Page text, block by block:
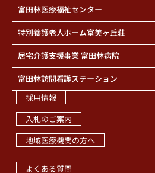
富田林医療福祉センター
特別養護老人ホーム富美ヶ丘荘
居宅介護支援事業 富田林病院
富田林訪問看護ステーション
採用情報
入札のご案内
地域医療機関の方へ
よくある質問